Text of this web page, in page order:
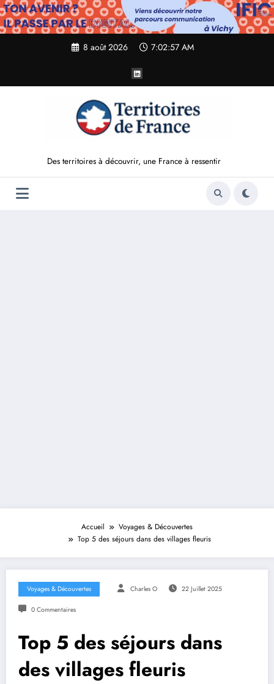
Aller
au
contenu
8 août 2026 7:02:58 AM
Des territoires à découvrir, une France à ressentir
Accueil
Voyages & Découvertes
Top 5 des séjours dans des villages fleuris
Voyages & Découvertes Charles O 22 Juillet 2025
0 Commentaires
Top 5 des séjours dans
des villages fleuris